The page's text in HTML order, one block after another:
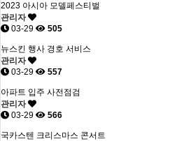
2023 아시아 모델페스티벌
관리자
03-29
505
뉴스킨 행사 경호 서비스
관리자
03-29
557
아파트 입주 사전점검
관리자
03-29
566
국카스텐 크리스마스 콘서트